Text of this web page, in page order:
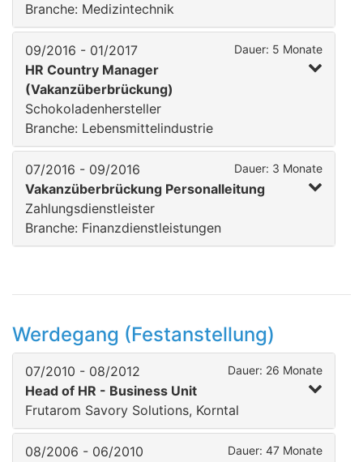
Branche: Medizintechnik
09/2016 - 01/2017 Dauer: 5 Monate
HR Country Manager
(Vakanzüberbrückung)
Schokoladenhersteller
Branche: Lebensmittelindustrie
07/2016 - 09/2016 Dauer: 3 Monate
Vakanzüberbrückung Personalleitung
Zahlungsdienstleister
Branche: Finanzdienstleistungen
Werdegang (Festanstellung)
07/2010 - 08/2012 Dauer: 26 Monate
Head of HR - Business Unit
Frutarom Savory Solutions, Korntal
08/2006 - 06/2010 Dauer: 47 Monate